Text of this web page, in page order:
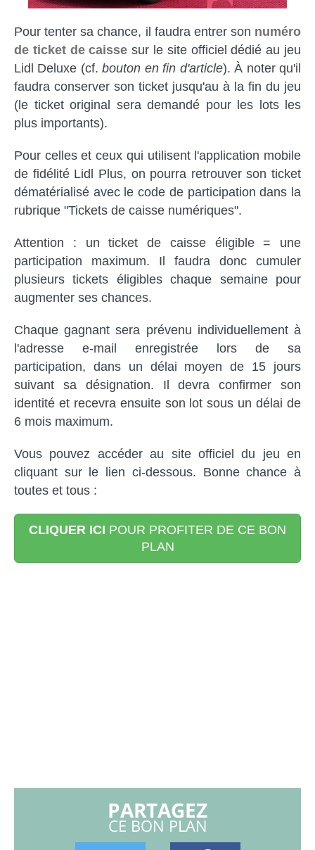
Pour tenter sa chance, il faudra entrer son numéro
de ticket de caisse sur le site officiel dédié au jeu
Lidl Deluxe (cf.bouton en fin d'article). À noter qu'il
faudra conserver son ticket jusqu'au à la fin du jeu
(le ticket original sera demandé pour les lots les
plus importants).
Pour celles et ceux qui utilisent l'application mobile
de fidélité Lidl Plus, on pourra retrouver son ticket
dématérialisé avec le code de participation dans la
rubrique "Tickets de caisse numériques".
Attention : un ticket de caisse éligible = une
participation maximum. Il faudra donc cumuler
plusieurs tickets éligibles chaque semaine pour
augmenter ses chances.
Chaque gagnant sera prévenu individuellement à
l'adresse e-mail enregistrée lors de sa
participation, dans un délai moyen de 15 jours
suivant sa désignation. Il devra confirmer son
identité et recevra ensuite son lot sous un délai de
6 mois maximum.
Vous pouvez accéder au site officiel du jeu en
cliquant sur le lien ci-dessous. Bonne chance à
toutes et tous :
CLIQUER ICI POUR PROFITER DE CE BON
PLAN
PARTAGEZ
CE BON PLAN